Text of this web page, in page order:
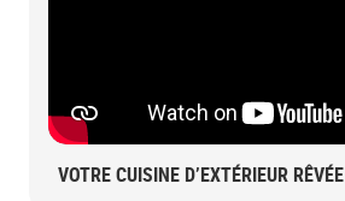
VOTRE CUISINE D’EXTÉRIEUR RÊVÉE